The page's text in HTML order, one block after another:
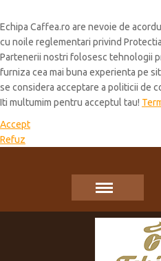
Echipa Caffea.ro are nevoie de
cu noile reglementari privind
Partenerii nostri folosesc tehnologii
furniza cea mai buna experienta pe
se considera acceptare a politicii de
Iti multumim pentru acceptul tau!
Accept
Refuz